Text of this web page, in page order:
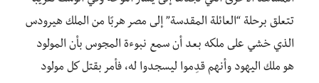
تتعلق برحلة “العائلة المقدسة” إلى مصر هربًا من الملك هيرودس
الذي خشي على ملكه بعد أن سمع نبوءة المجوس بأن المولود
هو ملك اليهود وأنهم قدِموا ليسجدوا له، فأمر بقتل كل مولود